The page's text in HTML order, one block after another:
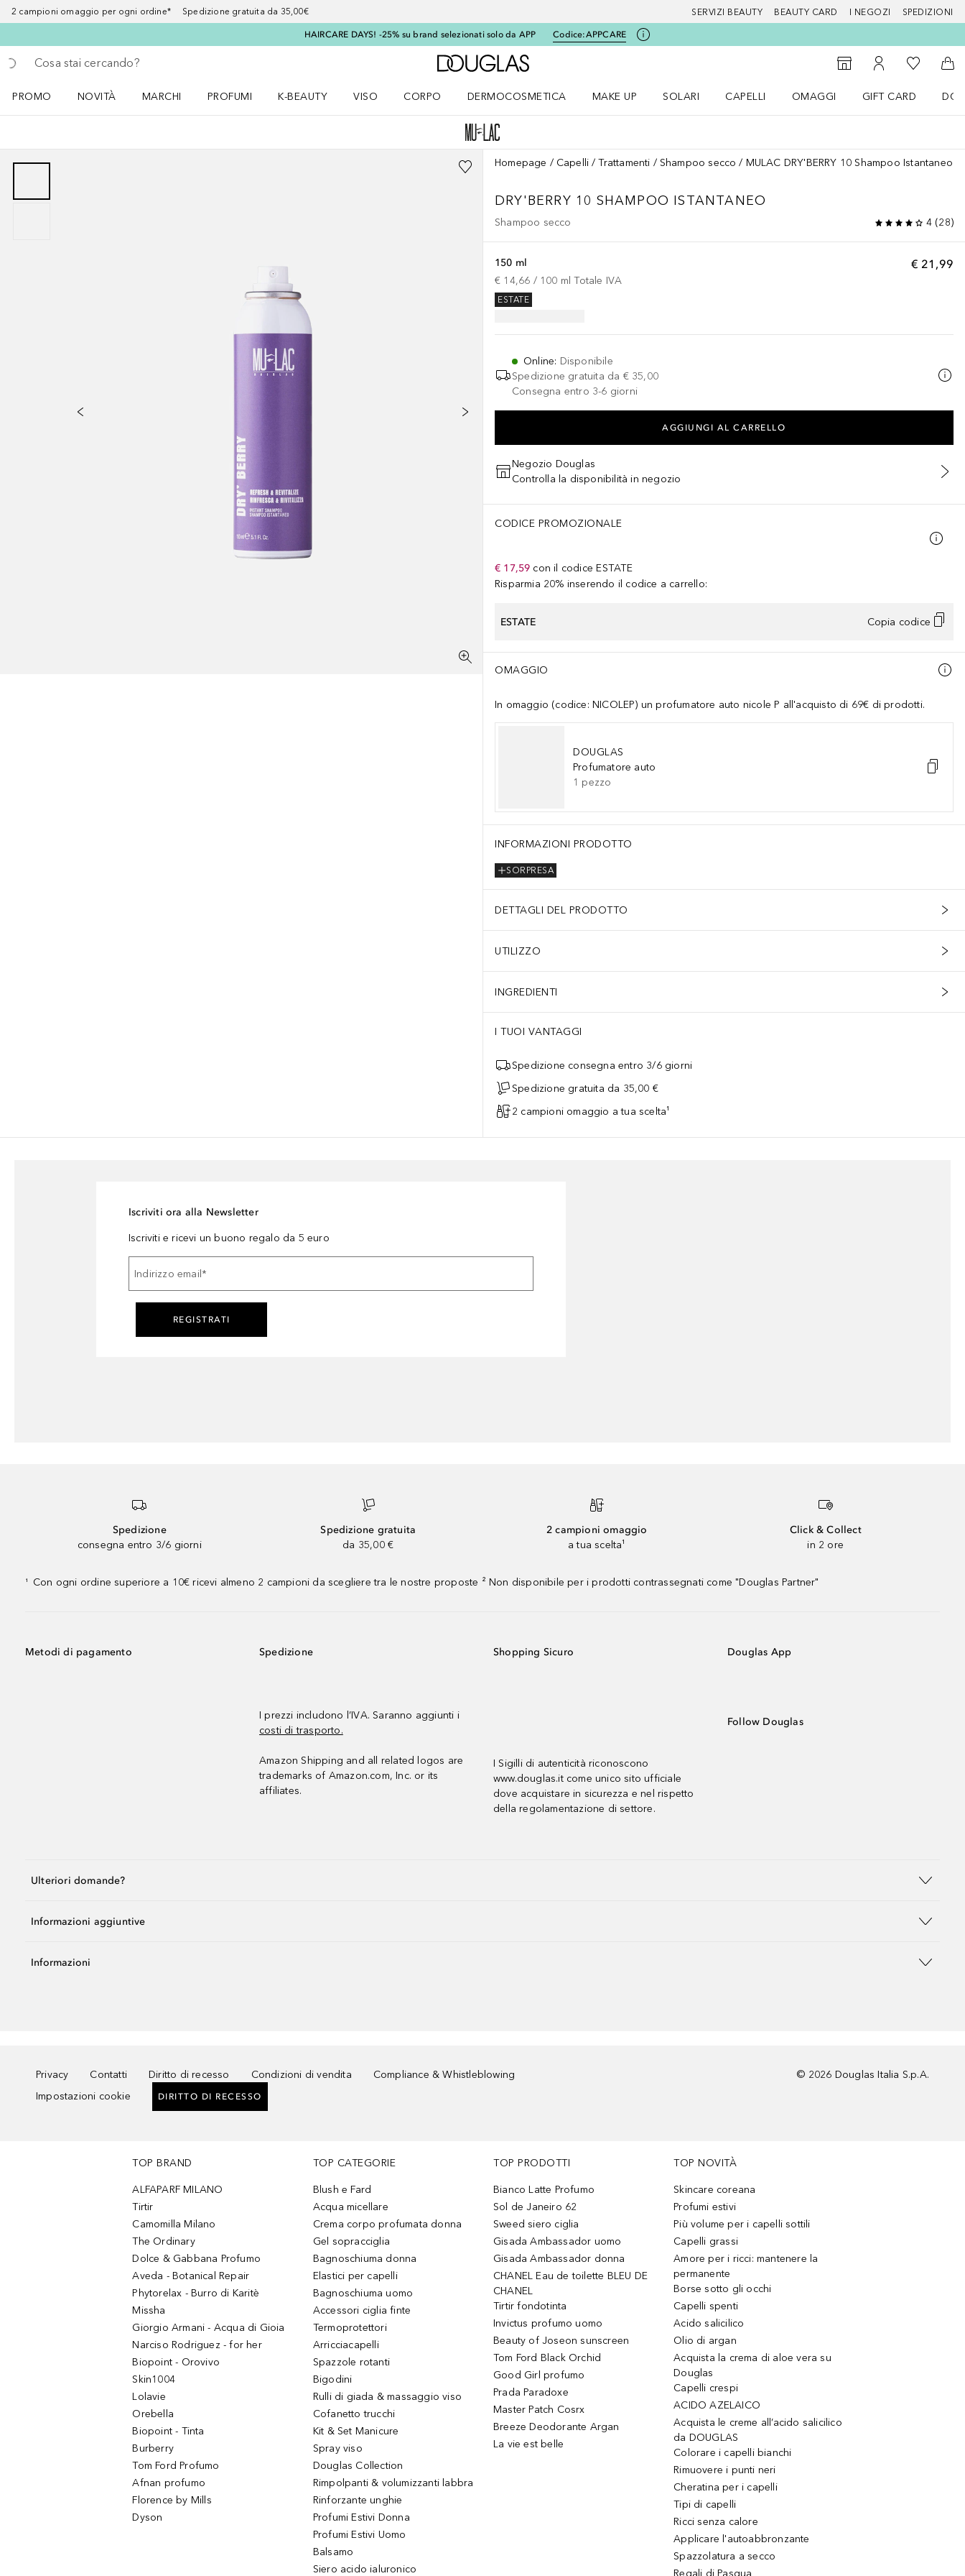
2 campioni omaggio per ogni ordine* Spedizione gratuita da 35,00€ SERVIZI BEAUTY BEAUTY CARD I NEGOZI SPEDIZIONI
HAIRCARE DAYS! -25% su brand selezionati solo da APP Codice:APPCARE
Torna indietro
Esegui ricerca
A Douglas Home
StorefinderAl Mio Account
Alla Mia
Al
PROMO
NOVITÀ
MARCHI
PROFUMI
K-BEAUTY
VISO
CORPO
DERMOCOSMETICA
MAKE UP
SOLARI
CAPELLI
OMAGGI
GIFT CARD
Homepage Capelli Trattamenti Shampoo secco MULAC DRY'BERRY 10 Shampoo Istantaneo
DRY'BERRY 10 SHAMPOO ISTANTANEO
Shampoo secco 4(28)
€ 21,99
150 ml
€ 14,66 / 100 ml Totale IVA
ESTATE
Online: Disponibile
Spedizione gratuita da € 35,00
Consegna entro 3-6 giorni
AGGIUNGI AL CARRELLO
Negozio Douglas
Controlla la disponibilità in negozio
CODICE PROMOZIONALE
€ 17,59 con il codice ESTATE
Risparmia 20% inserendo il codice a carrello:
ESTATE Copia codice
OMAGGIO
In omaggio (codice: NICOLEP) un profumatore auto nicole P all'acquisto di 69€ di prodotti.
DOUGLAS
Profumatore auto
1 pezzo
INFORMAZIONI PRODOTTO
SORPRESA
DETTAGLI DEL PRODOTTO
UTILIZZO
INGREDIENTI
I TUOI VANTAGGI
Spedizione consegna entro 3/6 giorni
Spedizione gratuita da 35,00 €
2 campioni omaggio a tua scelta¹
Iscriviti ora alla Newsletter
Iscriviti e ricevi un buono regalo da 5 euro
Indirizzo email *
REGISTRATI
Spedizione
consegna entro 3/6 giorni
Spedizione gratuita
da 35,00 €
2 campioni omaggio
a tua scelta¹
Click & Collect
in 2 ore
¹ Con ogni ordine superiore a 10€ ricevi almeno 2 campioni da scegliere tra le nostre proposte ² Non disponibile per i prodotti contrassegnati come "Douglas Partner"
Metodi di pagamento Spedizione
I prezzi includono l’IVA. Saranno aggiunti i
costi di trasporto.
Amazon Shipping and all related logos are
trademarks of Amazon.com, Inc. or its
affiliates.
Shopping Sicuro
I Sigilli di autenticità riconoscono
www.douglas.it come unico sito ufficiale
dove acquistare in sicurezza e nel rispetto
della regolamentazione di settore.
Douglas App
Follow Douglas
Ulteriori domande?
Informazioni aggiuntive
Informazioni
Privacy Contatti Diritto di recesso Condizioni di vendita
Compliance & Whistleblowing
Impostazioni cookie
DIRITTO DI RECESSO
© 2026 Douglas Italia S.p.A.
TOP BRAND
ALFAPARF MILANO
Tirtir
Camomilla Milano
The Ordinary
Dolce & Gabbana Profumo
Aveda - Botanical Repair
Phytorelax - Burro di Karitè
Missha
Giorgio Armani - Acqua di Gioia
Narciso Rodriguez - for her
Biopoint - Orovivo
Skin1004
Lolavie
Orebella
Biopoint - Tinta
Burberry
Tom Ford Profumo
Afnan profumo
Florence by Mills
Dyson
TOP CATEGORIE
Blush e Fard
Acqua micellare
Crema corpo profumata donna
Gel sopracciglia
Bagnoschiuma donna
Elastici per capelli
Bagnoschiuma uomo
Accessori ciglia finte
Termoprotettori
Arricciacapelli
Spazzole rotanti
Bigodini
Rulli di giada & massaggio viso
Cofanetto trucchi
Kit & Set Manicure
Spray viso
Douglas Collection
Rimpolpanti & volumizzanti labbra
Rinforzante unghie
Profumi Estivi Donna
Profumi Estivi Uomo
Balsamo
Siero acido ialuronico
TOP PRODOTTI
Bianco Latte Profumo
Sol de Janeiro 62
Sweed siero ciglia
Gisada Ambassador uomo
Gisada Ambassador donna
CHANEL Eau de toilette BLEU DE
CHANEL
Tirtir fondotinta
Invictus profumo uomo
Beauty of Joseon sunscreen
Tom Ford Black Orchid
Good Girl profumo
Prada Paradoxe
Master Patch Cosrx
Breeze Deodorante Argan
La vie est belle
TOP NOVITÀ
Skincare coreana
Profumi estivi
Più volume per i capelli sottili
Capelli grassi
Amore per i ricci: mantenere la
permanente
Borse sotto gli occhi
Capelli spenti
Acido salicilico
Olio di argan
Acquista la crema di aloe vera su
Douglas
Capelli crespi
ACIDO AZELAICO
Acquista le creme all’acido salicilico
da DOUGLAS
Colorare i capelli bianchi
Rimuovere i punti neri
Cheratina per i capelli
Tipi di capelli
Ricci senza calore
Applicare l'autoabbronzante
Spazzolatura a secco
Regali di Pasqua